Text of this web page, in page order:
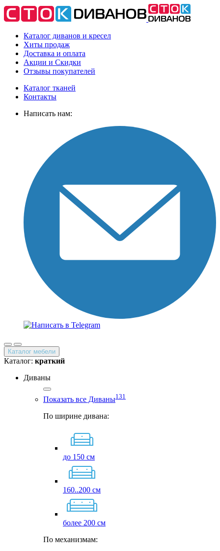
Каталог диванов и кресел
Хиты продаж
Доставка и оплата
Акции и Скидки
Отзывы покупателей
Каталог тканей
Контакты
Написать нам:
Каталог мебели
Каталог: краткий
Диваны
Показать все Диваны131
По ширине дивана:
до 150 см
160..200 см
более 200 см
По механизмам: